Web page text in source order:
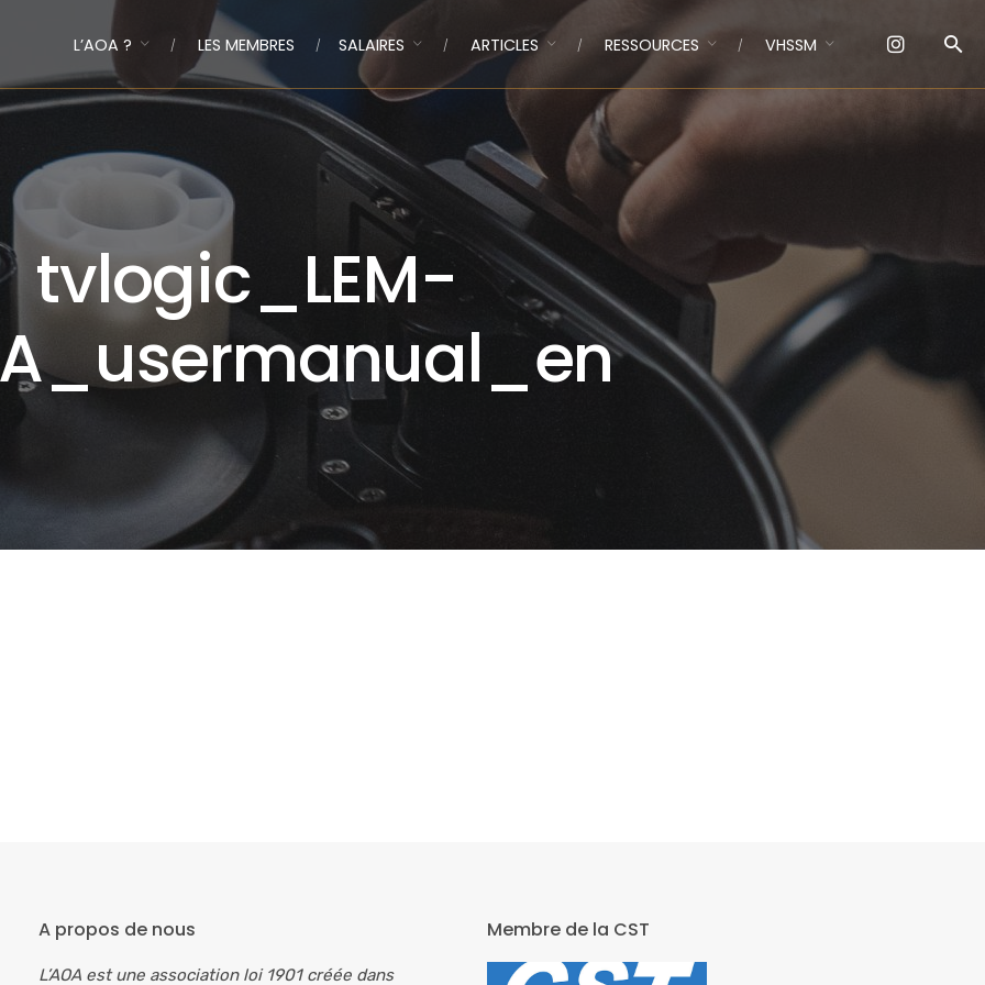
L’AOA ? LES MEMBRES SALAIRES ARTICLES RESSOURCES VHSSM
tvlogic_LEM-
A propos de nous
L’AOA est une association loi 1901 créée dans
Membre de la CST